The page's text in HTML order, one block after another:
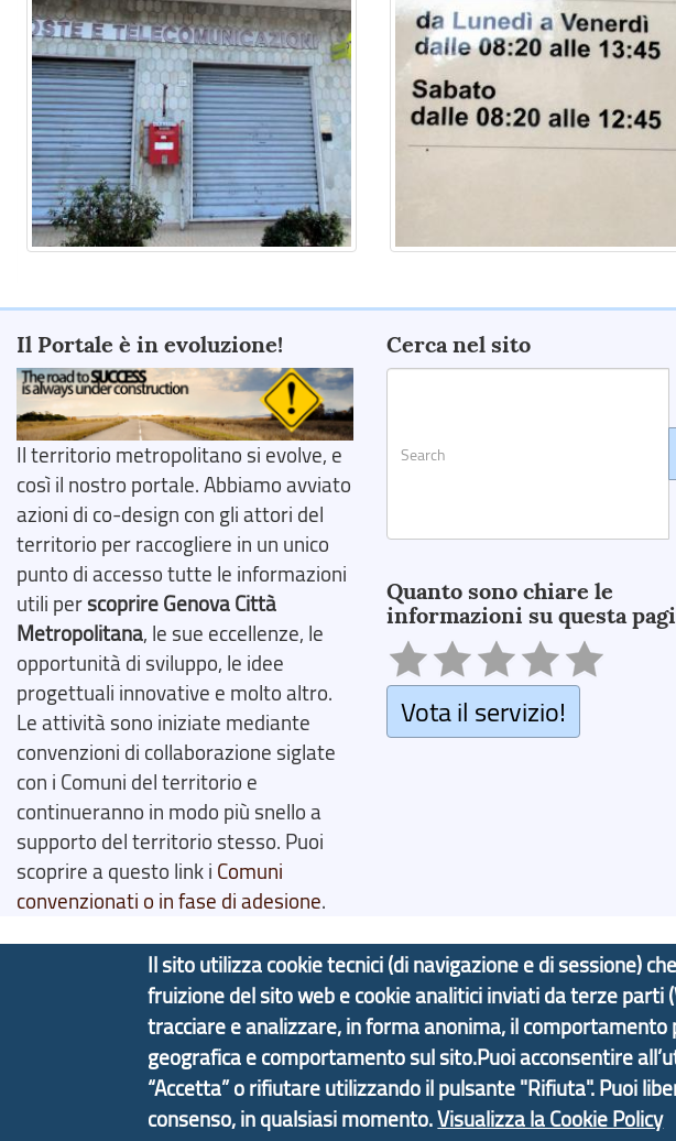
Il Portale è in evoluzione!
Il territorio metropolitano si evolve, e
così il nostro portale. Abbiamo avviato
azioni di co-design con gli attori del
territorio per raccogliere in un unico
punto di accesso tutte le informazioni
utili perscoprire Genova Città
Metropolitana, le sue eccellenze, le
opportunità di sviluppo, le idee
progettuali innovative e molto altro.
Le attività sono iniziate mediante
convenzioni di collaborazione siglate
con i Comuni del territorio e
continueranno in modo più snello a
supporto del territorio stesso. Puoi
scoprire a questo link i Comuni
convenzionati o in fase di adesione.
Cerca nel sito
Quanto sono chiare le
informazioni su questa
Vota il servizio!
Copyright © 2017 Città metropolitana di Genova | CF: 80007350103
Tecnologie e Accessibilità
Privacy Note Legali Contatti
Il sito utilizza cookie tecnici (di navigazione e di sessione)
fruizione del sito web e cookie analitici inviati da terze parti
tracciare e analizzare, in forma anonima, il
geografica e comportamento sul sito.Puoi acconsentire
“Accetta” o rifiutare utilizzando il pulsante "Rifiuta". Puoi
consenso, in qualsiasi momento.Visualizza la Cookie Policy